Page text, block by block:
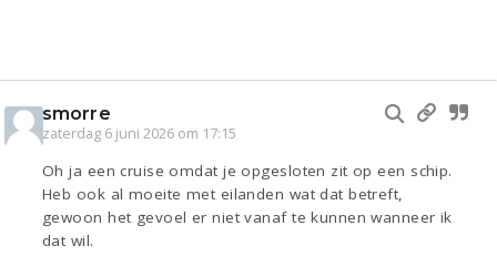
smorre
zaterdag 6 juni 2026 om 17:15
Oh ja een cruise omdat je opgesloten zit op een schip.
Heb ook al moeite met eilanden wat dat betreft,
gewoon het gevoel er niet vanaf te kunnen wanneer ik
dat wil.